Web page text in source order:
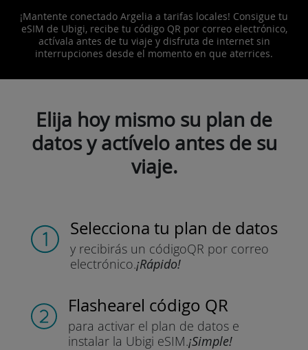
¡Mantente conectado Argelia a tarifas locales! Consigue tu
eSIM de Ubigi, recibe tu código QR por correo electrónico,
actívala antes de tu viaje y disfruta de internet sin
interrupciones desde el momento en que aterrices.
Elija hoy mismo su plan de
datos y actívelo antes de su
viaje.
Selecciona tu plan de datos
y recibirás un códigoQR por correo
electrónico.¡Rápido!
Flashearel código QR
para activar el plan de datos e
instalar la Ubigi eSIM.¡Simple!